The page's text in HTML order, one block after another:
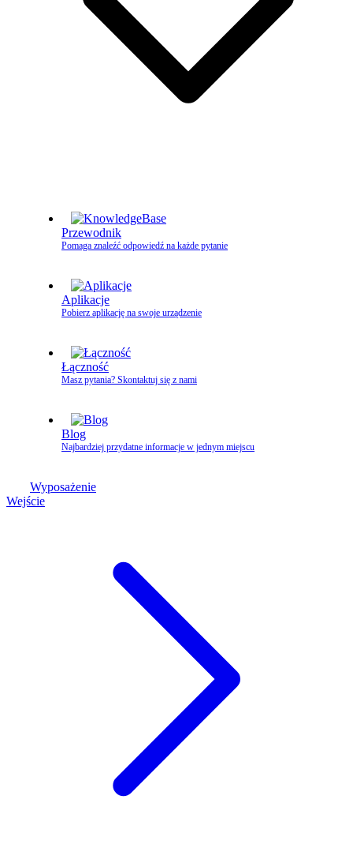
Przewodnik
Pomaga znaleźć odpowiedź na każde pytanie
Aplikacje
Pobierz aplikację na swoje urządzenie
Łączność
Masz pytania? Skontaktuj się z nami
Blog
Najbardziej przydatne informacje w jednym miejscu
Wyposażenie
Wejście